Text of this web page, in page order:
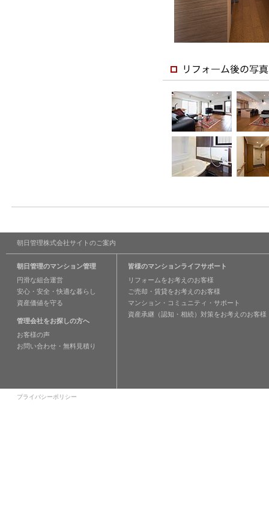
朝日管理株式会社サイトのご案内
朝日管理のマンション管理
円滑な組合運営
安心・安全・快適な暮らし
資産価値を守る
管理会社をお探しの方へ
お客様の声
お問い合わせ・無料見積り
皆様のマンションライフサポート
リフォームをお考えのお客様
ご売却・賃貸をお考えのお客様
マンション・コミュニティ・サポート
資産承継（認知・相続）対策をお考えのお客様
プライバシーポリシー